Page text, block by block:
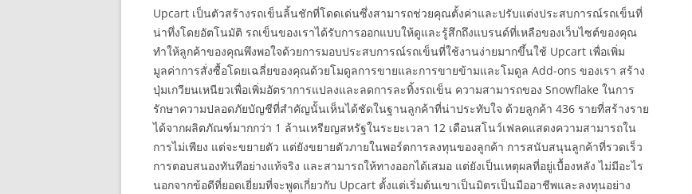
Upcart เป็นตัวสร้างรถเข็นลิ้นชักที่โดดเด่นซึ่งสามารถช่วยคุณตั้งค่าและปรับแต่งประสบการณ์รถเข็นที่
น่าทึ่งโดยอัตโนมัติ รถเข็นของเราได้รับการออกแบบให้ดูและรู้สึกถึงแบรนด์ที่เหลือของเว็บไซต์ของคุณ
ทำให้ลูกค้าของคุณพึงพอใจด้วยการมอบประสบการณ์รถเข็นที่ใช้งานง่ายมากขึ้นใช้ Upcart เพื่อเพิ่ม
มูลค่าการสั่งซื้อโดยเฉลี่ยของคุณด้วยโมดูลการขายและการขายข้ามและโมดูล Add-ons ของเรา สร้าง
ปุ่มเกวียนเหนียวเพื่อเพิ่มอัตราการแปลงและลดการละทิ้งรถเข็น ความสามารถของ Snowflake ในการ
รักษาความปลอดภัยบัญชีที่สำคัญนั้นเห็นได้ชัดในฐานลูกค้าที่น่าประทับใจ ด้วยลูกค้า 436 รายที่สร้างราย
ได้จากผลิตภัณฑ์มากกว่า 1 ล้านเหรียญสหรัฐในระยะเวลา 12 เดือนสโนว์เฟลคแสดงความสามารถใน
การไม่เพียง แต่จะขยายตัว แต่ยังขยายตัวภายในพอร์ตการลงทุนของลูกค้า การสนับสนุนลูกค้าที่รวดเร็ว
การตอบสนองทันทีอย่างแท้จริง และสามารถให้ทางออกได้เสมอ แต่ยังเป็นเหตุผลที่อยู่เบื้องหลัง ไม่มีอะไร
นอกจากข้อดีที่ยอดเยี่ยมที่จะพูดเกี่ยวกับ Upcart ตั้งแต่เริ่มต้นเขาเป็นมิตรเป็นมืออาชีพและลงทุนอย่าง